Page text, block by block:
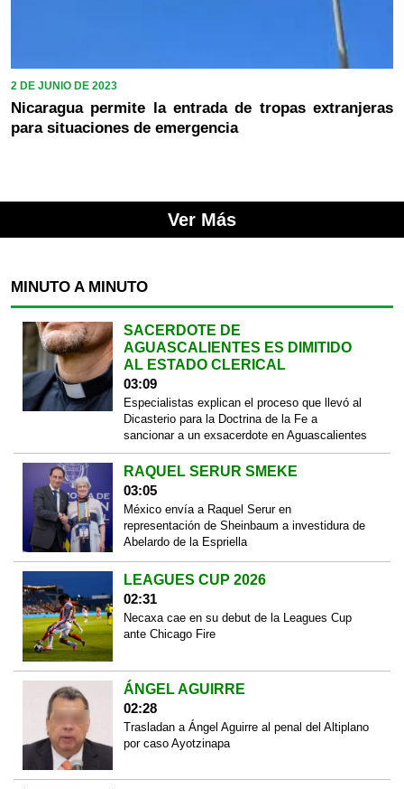
2 DE JUNIO DE 2023
Nicaragua permite la entrada de tropas extranjeras
para situaciones de emergencia
Ver Más
MINUTO A MINUTO
SACERDOTE DE
AGUASCALIENTES ES DIMITIDO
AL ESTADO CLERICAL
03:09
Especialistas explican el proceso que llevó al
Dicasterio para la Doctrina de la Fe a
sancionar a un exsacerdote en Aguascalientes
RAQUEL SERUR SMEKE
03:05
México envía a Raquel Serur en
representación de Sheinbaum a investidura de
Abelardo de la Espriella
LEAGUES CUP 2026
02:31
Necaxa cae en su debut de la Leagues Cup
ante Chicago Fire
ÁNGEL AGUIRRE
02:28
Trasladan a Ángel Aguirre al penal del Altiplano
por caso Ayotzinapa